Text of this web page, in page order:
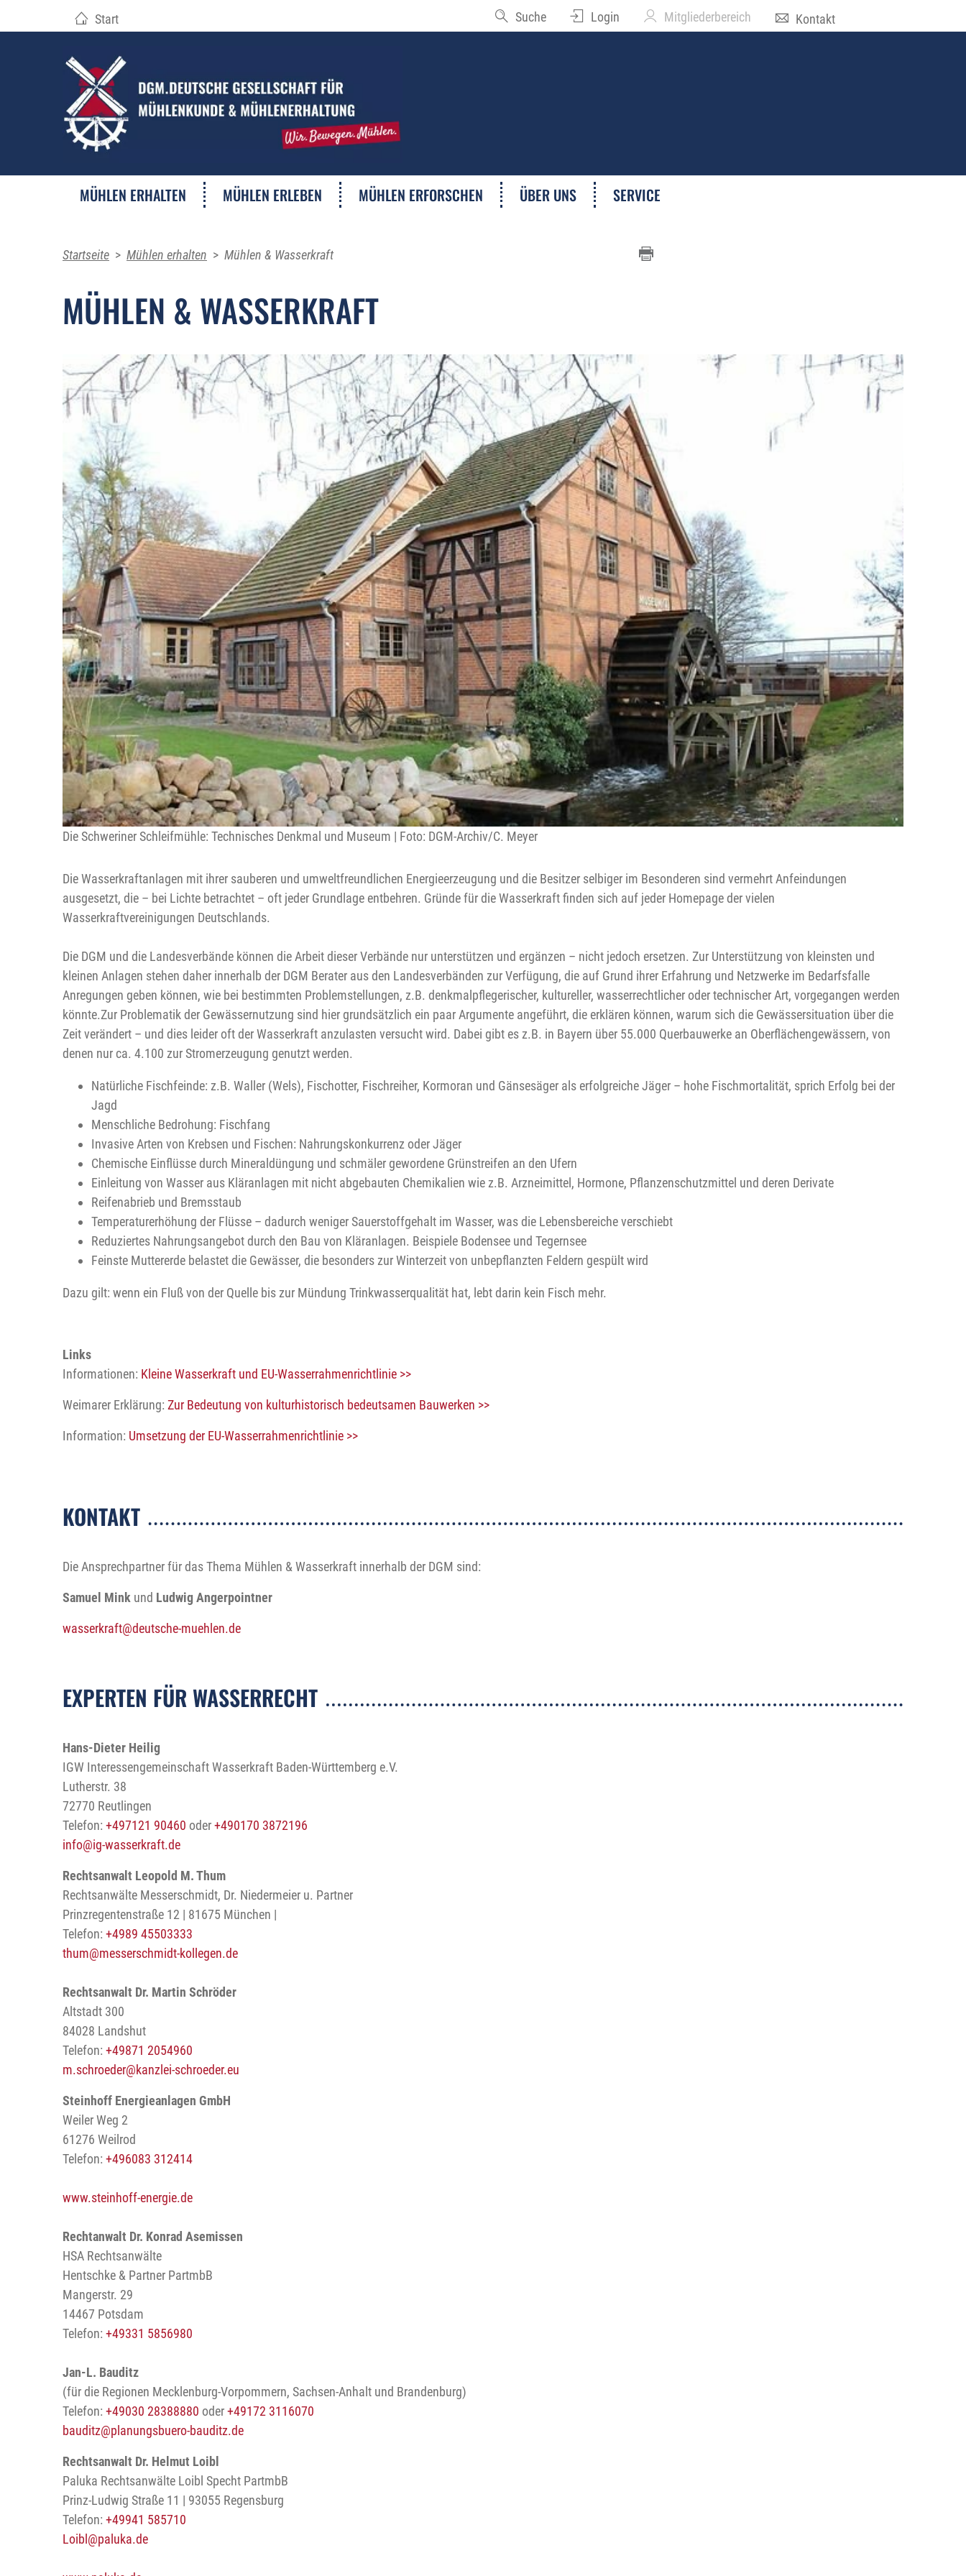
Start Suche Login Mitgliederbereich Kontakt
MÜHLEN ERHALTEN MÜHLEN ERLEBEN MÜHLEN ERFORSCHEN ÜBER UNS SERVICE
Startseite > Mühlen erhalten > Mühlen & Wasserkraft
MÜHLEN & WASSERKRAFT
Die Schweriner Schleifmühle: Technisches Denkmal und Museum | Foto: DGM-Archiv/C. Meyer
Die Wasserkraftanlagen mit ihrer sauberen und umweltfreundlichen Energieerzeugung und die Besitzer selbiger im Besonderen sind vermehrt Anfeindungen
ausgesetzt, die – bei Lichte betrachtet – oft jeder Grundlage entbehren. Gründe für die Wasserkraft finden sich auf jeder Homepage der vielen
Wasserkraftvereinigungen Deutschlands.
Die DGM und die Landesverbände können die Arbeit dieser Verbände nur unterstützen und ergänzen – nicht jedoch ersetzen. Zur Unterstützung von kleinsten und
kleinen Anlagen stehen daher innerhalb der DGM Berater aus den Landesverbänden zur Verfügung, die auf Grund ihrer Erfahrung und Netzwerke im Bedarfsfalle
Anregungen geben können, wie bei bestimmten Problemstellungen, z.B. denkmalpflegerischer, kultureller, wasserrechtlicher oder technischer Art, vorgegangen werden
könnte.Zur Problematik der Gewässernutzung sind hier grundsätzlich ein paar Argumente angeführt, die erklären können, warum sich die Gewässersituation über die
Zeit verändert – und dies leider oft der Wasserkraft anzulasten versucht wird. Dabei gibt es z.B. in Bayern über 55.000 Querbauwerke an Oberflächengewässern, von
denen nur ca. 4.100 zur Stromerzeugung genutzt werden.
Natürliche Fischfeinde: z.B. Waller (Wels), Fischotter, Fischreiher, Kormoran und Gänsesäger als erfolgreiche Jäger – hohe Fischmortalität, sprich Erfolg bei der
Jagd
Menschliche Bedrohung: Fischfang
Invasive Arten von Krebsen und Fischen: Nahrungskonkurrenz oder Jäger
Chemische Einflüsse durch Mineraldüngung und schmäler gewordene Grünstreifen an den Ufern
Einleitung von Wasser aus Kläranlagen mit nicht abgebauten Chemikalien wie z.B. Arzneimittel, Hormone, Pflanzenschutzmittel und deren Derivate
Reifenabrieb und Bremsstaub
Temperaturerhöhung der Flüsse – dadurch weniger Sauerstoffgehalt im Wasser, was die Lebensbereiche verschiebt
Reduziertes Nahrungsangebot durch den Bau von Kläranlagen. Beispiele Bodensee und Tegernsee
Feinste Muttererde belastet die Gewässer, die besonders zur Winterzeit von unbepflanzten Feldern gespült wird
Dazu gilt: wenn ein Fluß von der Quelle bis zur Mündung Trinkwasserqualität hat, lebt darin kein Fisch mehr.
Links
Informationen: Kleine Wasserkraft und EU-Wasserrahmenrichtlinie >>
Weimarer Erklärung: Zur Bedeutung von kulturhistorisch bedeutsamen Bauwerken >>
Information: Umsetzung der EU-Wasserrahmenrichtlinie >>
KONTAKT
Die Ansprechpartner für das Thema Mühlen & Wasserkraft innerhalb der DGM sind:
Samuel Mink und Ludwig Angerpointner
wasserkraft@deutsche-muehlen.de
EXPERTEN FÜR WASSERRECHT
Hans-Dieter Heilig
IGW Interessengemeinschaft Wasserkraft Baden-Württemberg e.V.
Lutherstr. 38
72770 Reutlingen
Telefon: +497121 90460 oder+490170 3872196
info@ig-wasserkraft.de
Rechtsanwalt Leopold M. Thum
Rechtsanwälte Messerschmidt, Dr. Niedermeier u. Partner
Prinzregentenstraße 12 | 81675 München |
Telefon: +4989 45503333
thum@messerschmidt-kollegen.de
Rechtsanwalt Dr. Martin Schröder
Altstadt 300
84028 Landshut
Telefon: +49871 2054960
m.schroeder@kanzlei-schroeder.eu
Steinhoff Energieanlagen GmbH
Weiler Weg 2
61276 Weilrod
Telefon: +496083 312414
www.steinhoff-energie.de
Rechtanwalt Dr. Konrad Asemissen
HSA Rechtsanwälte
Hentschke & Partner PartmbB
Mangerstr. 29
14467 Potsdam
Telefon: +49331 5856980
Jan-L. Bauditz
(für die Regionen Mecklenburg-Vorpommern, Sachsen-Anhalt und Brandenburg)
Telefon: +49030 28388880 oder+49172 3116070
bauditz@planungsbuero-bauditz.de
Rechtsanwalt Dr. Helmut Loibl
Paluka Rechtsanwälte Loibl Specht PartmbB
Prinz-Ludwig Straße 11 | 93055 Regensburg
Telefon: +49941 585710
Loibl@paluka.de